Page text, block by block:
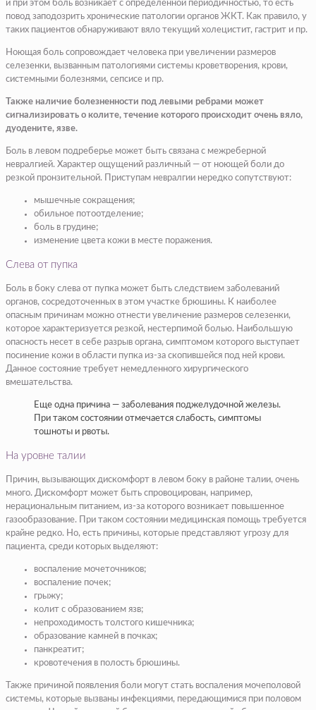
и при этом боль возникает с определенной периодичностью, то есть
повод заподозрить хронические патологии органов ЖКТ. Как правило, у
таких пациентов обнаруживают вяло текущий холецистит, гастрит и пр.
Ноющая боль сопровождает человека при увеличении размеров
селезенки, вызванным патологиями системы кроветворения, крови,
системными болезнями, сепсисе и пр.
Также наличие болезненности под левыми ребрами может
сигнализировать о колите, течение которого происходит очень вяло,
дуодените, язве.
Боль в левом подреберье может быть связана с межреберной
невралгией. Характер ощущений различный — от ноющей боли до
резкой пронзительной. Приступам невралгии нередко сопутствуют:
мышечные сокращения;
обильное потоотделение;
боль в грудине;
изменение цвета кожи в месте поражения.
Слева от пупка
Боль в боку слева от пупка может быть следствием заболеваний
органов, сосредоточенных в этом участке брюшины. К наиболее
опасным причинам можно отнести увеличение размеров селезенки,
которое характеризуется резкой, нестерпимой болью. Наибольшую
опасность несет в себе разрыв органа, симптомом которого выступает
посинение кожи в области пупка из-за скопившейся под ней крови.
Данное состояние требует немедленного хирургического
вмешательства.
Еще одна причина — заболевания поджелудочной железы.
При таком состоянии отмечается слабость, симптомы
тошноты и рвоты.
На уровне талии
Причин, вызывающих дискомфорт в левом боку в районе талии, очень
много. Дискомфорт может быть спровоцирован, например,
нерациональным питанием, из-за которого возникает повышенное
газообразование. При таком состоянии медицинская помощь требуется
крайне редко. Но, есть причины, которые представляют угрозу для
пациента, среди которых выделяют:
воспаление мочеточников;
воспаление почек;
грыжу;
колит с образованием язв;
непроходимость толстого кишечника;
образование камней в почках;
панкреатит;
кровотечения в полость брюшины.
Также причиной появления боли могут стать воспаления мочеполовой
системы, которые вызваны инфекциями, передающимися при половом